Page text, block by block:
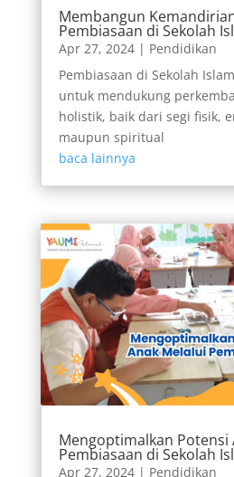
Membangun
Pembiasaan di Sekolah
Apr 27, 2024| Pendidikan
Pembiasaan di Sekolah
untuk mendukung
holistik, baik dari segi fisik,
maupun spiritual
baca lainnya
Mengoptimalkan Potensi
Pembiasaan di Sekolah
Apr 27, 2024| Pendidikan